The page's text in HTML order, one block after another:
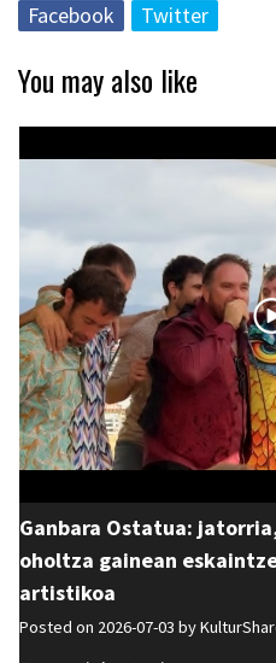
Facebook Twitter
You may also like
Ganbara Ostatua:
oholtza gainean
artistikoa
Posted on 2026-07-03 by